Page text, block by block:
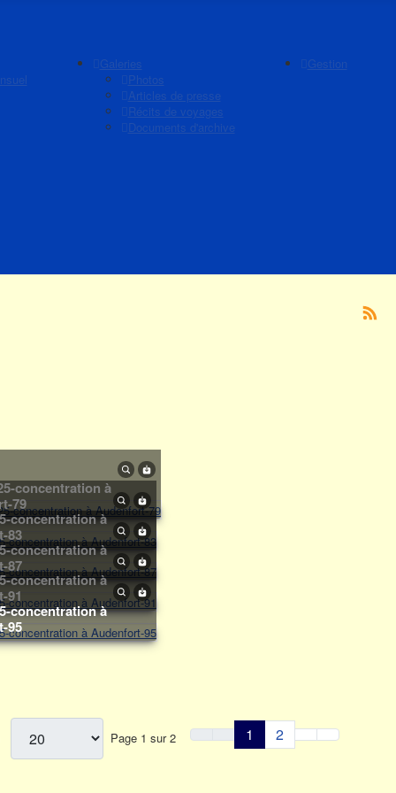
Galeries
Photos
Articles de presse
Récits de voyages
Documents d'archive
Gestion
79
83
87
91
95
Page 1 sur 2 1 2